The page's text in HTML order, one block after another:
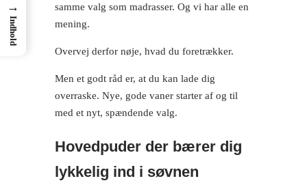
samme valg som madrasser. Og vi har alle en
mening.
Overvej derfor nøje, hvad du foretrækker.
Men et godt råd er, at du kan lade dig
overraske. Nye, gode vaner starter af og til
med et nyt, spændende valg.
Hovedpuder der bærer dig
lykkelig ind i søvnen
→
Indhold